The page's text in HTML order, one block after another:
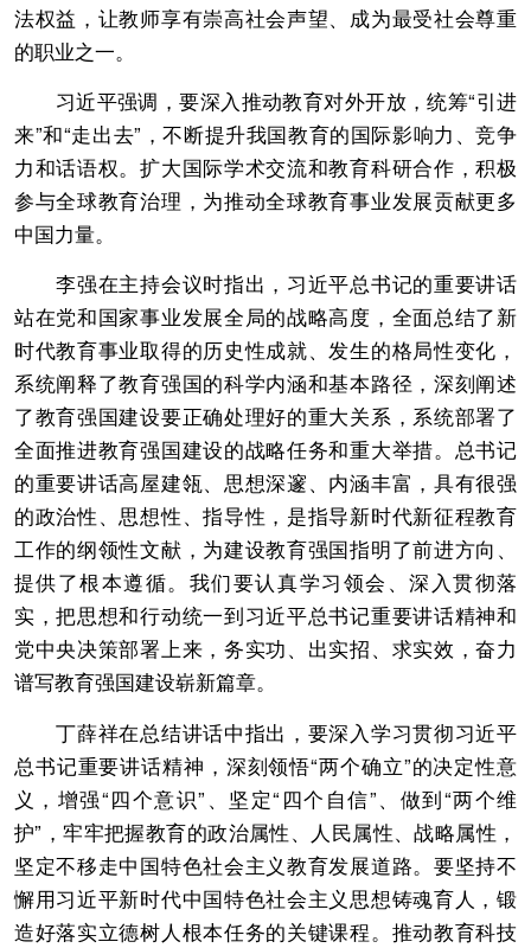
法权益，让教师享有崇高社会声望、成为最受社会尊重
的职业之一。
习近平强调，要深入推动教育对外开放，统筹“引进
来”和“走出去”，不断提升我国教育的国际影响力、竞争
力和话语权。扩大国际学术交流和教育科研合作，积极
参与全球教育治理，为推动全球教育事业发展贡献更多
中国力量。
李强在主持会议时指出，习近平总书记的重要讲话
站在党和国家事业发展全局的战略高度，全面总结了新
时代教育事业取得的历史性成就、发生的格局性变化，
系统阐释了教育强国的科学内涵和基本路径，深刻阐述
了教育强国建设要正确处理好的重大关系，系统部署了
全面推进教育强国建设的战略任务和重大举措。总书记
的重要讲话高屋建瓴、思想深邃、内涵丰富，具有很强
的政治性、思想性、指导性，是指导新时代新征程教育
工作的纲领性文献，为建设教育强国指明了前进方向、
提供了根本遵循。我们要认真学习领会、深入贯彻落
实，把思想和行动统一到习近平总书记重要讲话精神和
党中央决策部署上来，务实功、出实招、求实效，奋力
谱写教育强国建设崭新篇章。
丁薛祥在总结讲话中指出，要深入学习贯彻习近平
总书记重要讲话精神，深刻领悟“两个确立”的决定性意
义，增强“四个意识”、坚定“四个自信”、做到“两个维
护”，牢牢把握教育的政治属性、人民属性、战略属性，
坚定不移走中国特色社会主义教育发展道路。要坚持不
懈用习近平新时代中国特色社会主义思想铸魂育人，锻
造好落实立德树人根本任务的关键课程。推动教育科技